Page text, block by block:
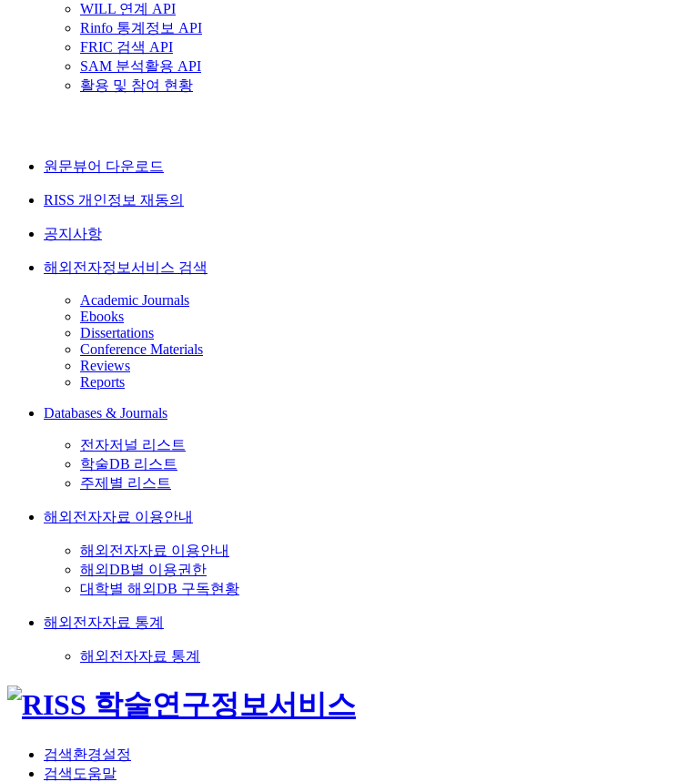
WILL 연계 API
Rinfo 통계정보 API
FRIC 검색 API
SAM 분석활용 API
활용 및 참여 현황
원문뷰어 다운로드
RISS 개인정보 재동의
공지사항
해외전자정보서비스 검색
Academic Journals
Ebooks
Dissertations
Conference Materials
Reviews
Reports
Databases & Journals
전자저널 리스트
학술DB 리스트
주제별 리스트
해외전자자료 이용안내
해외전자자료 이용안내
해외DB별 이용권한
대학별 해외DB 구독현황
해외전자자료 통계
해외전자자료 통계
검색환경설정
검색도움말